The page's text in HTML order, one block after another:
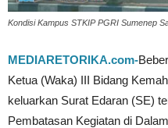
Kondisi Kampus STKIP PGRI Sumenep
MEDIARETORIKA.com-
Ketua (Waka) III Bidang
keluarkan Surat Edaran (SE)
Pembatasan Kegiatan di